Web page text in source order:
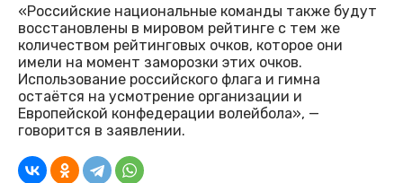
«Российские национальные команды также будут
восстановлены в мировом рейтинге с тем же
количеством рейтинговых очков, которое они
имели на момент заморозки этих очков.
Использование российского флага и гимна
остаётся на усмотрение организации и
Европейской конфедерации волейбола», —
говорится в заявлении.